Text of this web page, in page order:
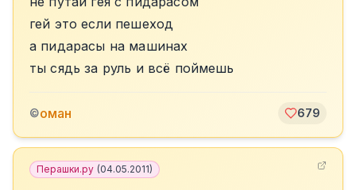
гей это если пешеход
а пидарасы на машинах
ты сядь за руль и всё поймешь
©оман 679
Перашки.ру (04.05.2011)